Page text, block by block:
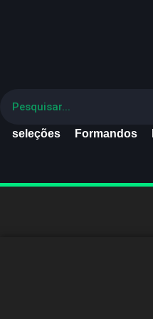
seleções Formandos